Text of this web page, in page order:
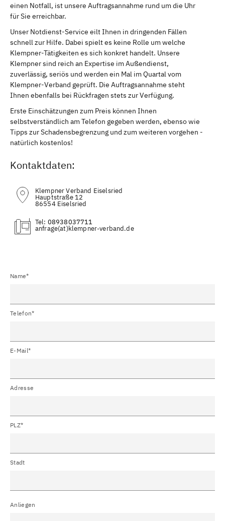
einen Notfall, ist unsere Auftragsannahme rund um die Uhr
für Sie erreichbar.
Unser Notdienst-Service eilt Ihnen in dringenden Fällen
schnell zur Hilfe. Dabei spielt es keine Rolle um welche
Klempner-Tätigkeiten es sich konkret handelt. Unsere
Klempner sind reich an Expertise im Außendienst,
zuverlässig, seriös und werden ein Mal im Quartal vom
Klempner-Verband geprüft. Die Auftragsannahme steht
Ihnen ebenfalls bei Rückfragen stets zur Verfügung.
Erste Einschätzungen zum Preis können Ihnen
selbstverständlich am Telefon gegeben werden, ebenso wie
Tipps zur Schadensbegrenzung und zum weiteren vorgehen -
natürlich kostenlos!
Kontaktdaten:
Klempner Verband Eiselsried
Hauptstraße 12
86554 Eiselsried
Tel: 08938037711
(at)
Name*
Telefon*
E-Mail*
Adresse
PLZ*
Stadt
Anliegen